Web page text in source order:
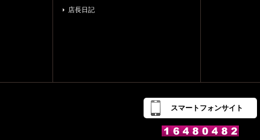
店長日記
スマートフォンサイト